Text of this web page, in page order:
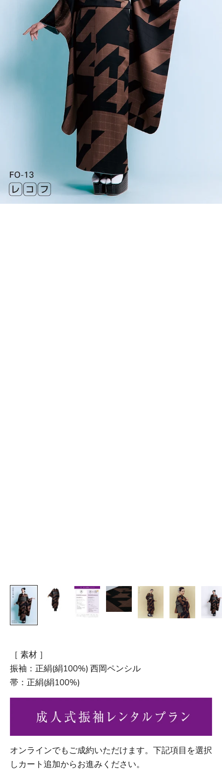
［ 素材 ］
振袖：正絹(絹100%) 西岡ペンシル
帯：正絹(絹100%)
オンラインでもご成約いただけます。下記項目を選択
しカート追加からお進みください。